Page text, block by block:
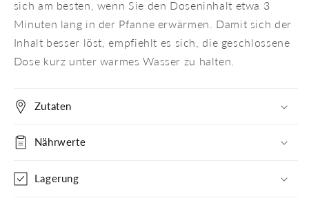
sich am besten, wenn Sie den Doseninhalt etwa 3
Minuten lang in der Pfanne erwärmen. Damit sich der
Inhalt besser löst, empfiehlt es sich, die geschlossene
Dose kurz unter warmes Wasser zu halten.
Zutaten
Nährwerte
Lagerung